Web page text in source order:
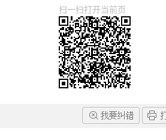
扫一扫打开当前页